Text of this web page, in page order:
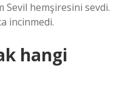
hemşiresini sevdi.
incinmedi.
hangi